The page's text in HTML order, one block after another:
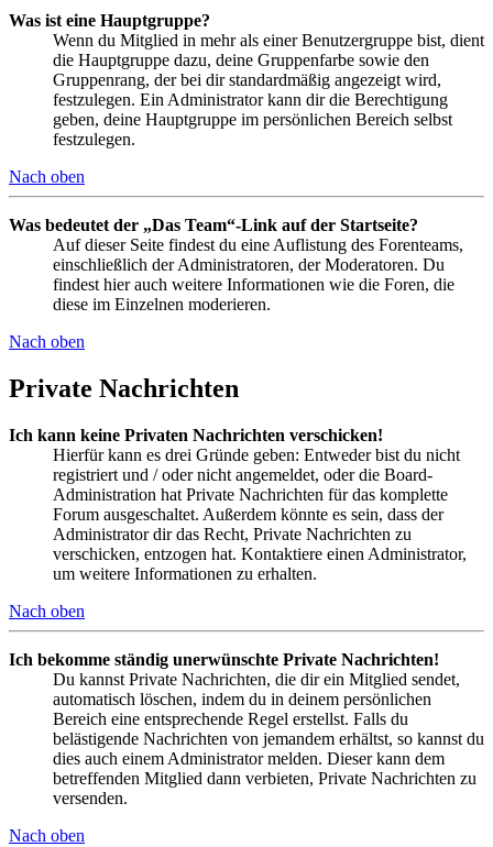
Was ist eine Hauptgruppe?
Wenn du Mitglied in mehr als einer Benutzergruppe bist, dient
die Hauptgruppe dazu, deine Gruppenfarbe sowie den
Gruppenrang, der bei dir standardmäßig angezeigt wird,
festzulegen. Ein Administrator kann dir die Berechtigung
geben, deine Hauptgruppe im persönlichen Bereich selbst
festzulegen.
Nach oben
Was bedeutet der „Das Team“-Link auf der Startseite?
Auf dieser Seite findest du eine Auflistung des Forenteams,
einschließlich der Administratoren, der Moderatoren. Du
findest hier auch weitere Informationen wie die Foren, die
diese im Einzelnen moderieren.
Nach oben
Private Nachrichten
Ich kann keine Privaten Nachrichten verschicken!
Hierfür kann es drei Gründe geben: Entweder bist du nicht
registriert und / oder nicht angemeldet, oder die Board-
Administration hat Private Nachrichten für das komplette
Forum ausgeschaltet. Außerdem könnte es sein, dass der
Administrator dir das Recht, Private Nachrichten zu
verschicken, entzogen hat. Kontaktiere einen Administrator,
um weitere Informationen zu erhalten.
Nach oben
Ich bekomme ständig unerwünschte Private Nachrichten!
Du kannst Private Nachrichten, die dir ein Mitglied sendet,
automatisch löschen, indem du in deinem persönlichen
Bereich eine entsprechende Regel erstellst. Falls du
belästigende Nachrichten von jemandem erhältst, so kannst du
dies auch einem Administrator melden. Dieser kann dem
betreffenden Mitglied dann verbieten, Private Nachrichten zu
versenden.
Nach oben